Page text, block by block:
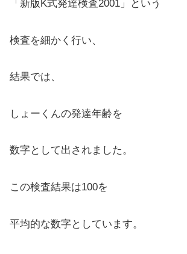
「新版K式発達検査2001」という
検査を細かく行い、
結果では、
しょーくんの発達年齢を
数字として出されました。
この検査結果は100を
平均的な数字としています。